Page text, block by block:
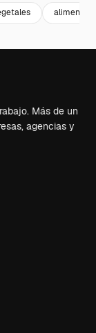
Más de un
agencias y